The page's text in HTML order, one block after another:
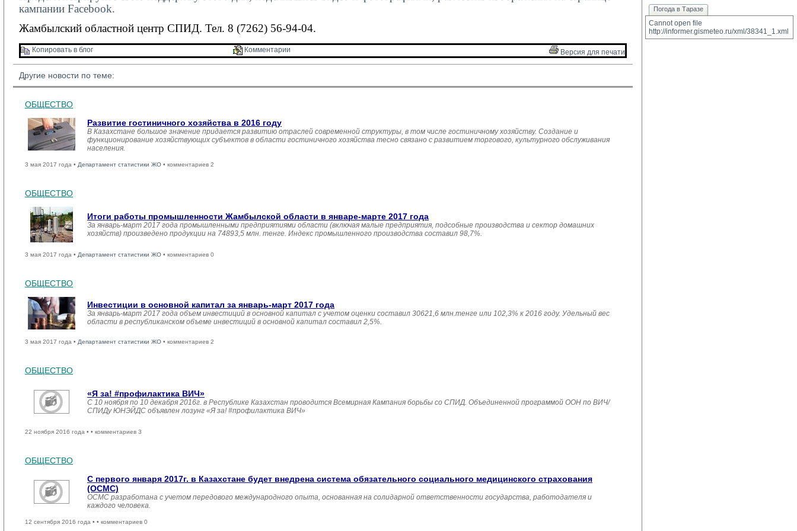
кампании Facebook.
Жамбылский областной центр СПИД. Тел. 8 (7262) 56-94-04.
Копировать в блог Комментарии Версия для печати
Другие новости по теме:
ОБЩЕСТВО
Развитие гостиничного хозяйства в 2016 году
В Казахстане большое значение придается развитию отраслей современной структуры, в том числе гостиничному хозяйству. Создание и
функционирование хозяйствующих субъектов в области гостиничного хозяйства тесно связано с развитием торгового, культурного обслуживания
населения.
3 мая 2017 года • Департамент статистики ЖО • комментариев 2
ОБЩЕСТВО
Итоги работы промышленности Жамбылской области в январе-марте 2017 года
За январь-март 2017 года промышленными предприятиями области (включая малые предприятия, подсобные производства и сектор домашних
хозяйств) произведено продукции на 74893,5 млн. тенге. Индекс промышленного производства составил 98,7%.
3 мая 2017 года • Департамент статистики ЖО • комментариев 0
ОБЩЕСТВО
Инвестиции в основной капитал за январь-март 2017 года
За январь-март 2017 года объем инвестиций в основной капитал с учетом оценки составил 30621,6 млн.тенге или 102,3% к 2016 году. Удельный вес
области в республиканском объеме инвестиций в основной капитал составил 2,5%.
3 мая 2017 года • Департамент статистики ЖО • комментариев 2
ОБЩЕСТВО
«Я за! #профилактика ВИЧ»
С 10 ноября по 10 декабря 2016г. в Республике Казахстан проводится Всемирная Кампания борьбы со СПИД. Объединенной программой ООН по ВИЧ/
СПИДу ЮНЭЙДС объявлен лозунг «Я за! #профилактика ВИЧ»
22 ноября 2016 года • • комментариев 3
ОБЩЕСТВО
С первого января 2017г. в Казахстане будет внедрена система обязательного социального медицинского страхования
(ОСМС)
ОСМС разработана с учетом передового международного опыта, основанная на солидарной ответственности государства, работодателя и
каждого человека.
12 сентября 2016 года • • комментариев 0
Погода в Таразе
Cannot open file
http://informer.gismeteo.ru/xml/38341_1.xml